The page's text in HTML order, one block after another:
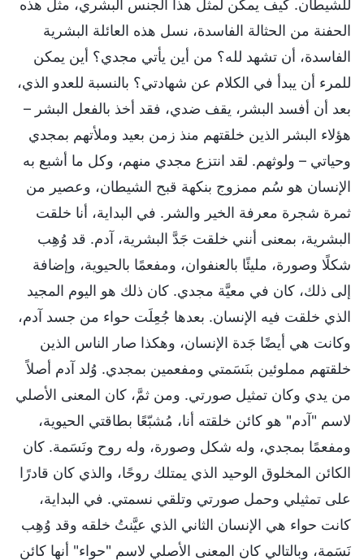
للشيطان. كيف يمكن لمثل هذا الجنس البشري، مثل هذه
الحفنة من الحثالة الفاسدة، نسل هذه العائلة البشرية
الفاسدة، أن تشهد لله؟ من أين يأتي مجدي؟ أين يمكن
للمرء أن يبدأ في الكلام عن شهادتي؟ بالنسبة للعدو الذي،
بعد أن أفسد البشر، يقف ضدي، فقد أخذ بالفعل البشر –
هؤلاء البشر الذين خلقتهم منذ زمن بعيد وملأتهم بمجدي
وحياتي – ولوثهم. لقد انتزع مجدي منهم، وكل ما أشبع به
الإنسان هو سُم ممزوج بنكهة قبح الشيطان، وعصير من
ثمرة شجرة معرفة الخير والشر. في البداية، أنا خلقت
البشرية، بمعنى أنني خلقت جَدَّ البشرية، آدم. قد وُهِب
شكلًا وصورة، مليئًا بالعنفوان، ومفعمًا بالحيوية، وإضافة
إلى ذلك، كان في معيَّة مجدي. كان ذلك هو اليوم المجيد
الذي خلقت فيه الإنسان. بعدها جُعِلَت حواء من جسد آدم،
وكانت هي أيضًا جَدة الإنسان، وهكذا صار الناس الذين
خلقتهم مملوئين بنَسَمتي ومفعمين بمجدي. وُلد آدم أصلاً
من يدي وكان تمثيل صورتي. ومن ثمَّ، كان المعنى الأصلي
لاسم "آدم" هو كائن خلقته أنا، مُشبّعًا بطاقتي الحيوية،
ومفعمًا بمجدي، وله شكل وصورة، وله روح ونَسَمة. كان
الكائن المخلوق الوحيد الذي يمتلك روحًا، والذي كان قادرًا
على تمثيلي وحمل صورتي وتلقي نسمتي. في البداية،
كانت حواء هي الإنسان الثاني الذي عيَّنتُ خلقه وقد وُهِب
نَسَمة، وبالتالي كان المعنى الأصلي لاسم "حواء" أنها كائن